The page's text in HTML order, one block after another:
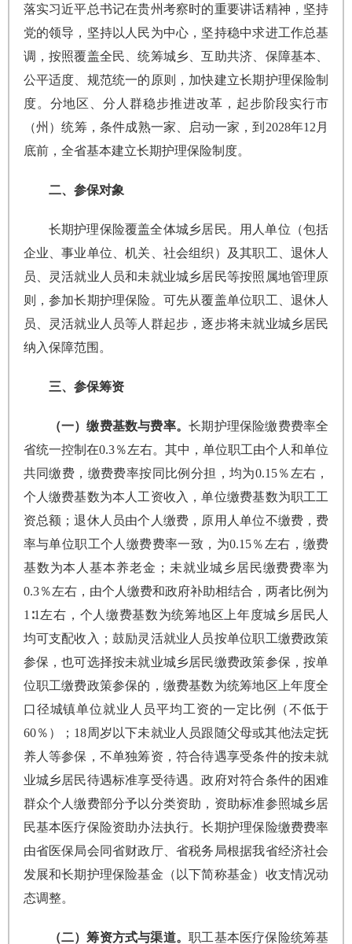
落实习近平总书记在贵州考察时的重要讲话精神，坚持
党的领导，坚持以人民为中心，坚持稳中求进工作总基
调，按照覆盖全民、统筹城乡、互助共济、保障基本、
公平适度、规范统一的原则，加快建立长期护理保险制
度。分地区、分人群稳步推进改革，起步阶段实行市
（州）统筹，条件成熟一家、启动一家，到2028年12月
底前，全省基本建立长期护理保险制度。
二、参保对象
长期护理保险覆盖全体城乡居民。用人单位（包括
企业、事业单位、机关、社会组织）及其职工、退休人
员、灵活就业人员和未就业城乡居民等按照属地管理原
则，参加长期护理保险。可先从覆盖单位职工、退休人
员、灵活就业人员等人群起步，逐步将未就业城乡居民
纳入保障范围。
三、参保筹资
（一）缴费基数与费率。长期护理保险缴费费率全
省统一控制在0.3％左右。其中，单位职工由个人和单位
共同缴费，缴费费率按同比例分担，均为0.15％左右，
个人缴费基数为本人工资收入，单位缴费基数为职工工
资总额；退休人员由个人缴费，原用人单位不缴费，费
率与单位职工个人缴费费率一致，为0.15％左右，缴费
基数为本人基本养老金；未就业城乡居民缴费费率为
0.3％左右，由个人缴费和政府补助相结合，两者比例为
1∶1左右，个人缴费基数为统筹地区上年度城乡居民人
均可支配收入；鼓励灵活就业人员按单位职工缴费政策
参保，也可选择按未就业城乡居民缴费政策参保，按单
位职工缴费政策参保的，缴费基数为统筹地区上年度全
口径城镇单位就业人员平均工资的一定比例（不低于
60％）；18周岁以下未就业人员跟随父母或其他法定抚
养人等参保，不单独筹资，符合待遇享受条件的按未就
业城乡居民待遇标准享受待遇。政府对符合条件的困难
群众个人缴费部分予以分类资助，资助标准参照城乡居
民基本医疗保险资助办法执行。长期护理保险缴费费率
由省医保局会同省财政厅、省税务局根据我省经济社会
发展和长期护理保险基金（以下简称基金）收支情况动
态调整。
（二）筹资方式与渠道。职工基本医疗保险统筹基